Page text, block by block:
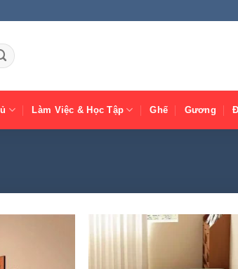
Làm Việc & Học Tập Ghế Gương